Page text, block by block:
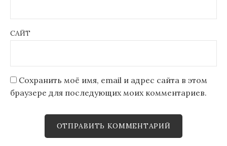
САЙТ
Сохранить моё имя, email и адрес сайта в этом
браузере для последующих моих комментариев.